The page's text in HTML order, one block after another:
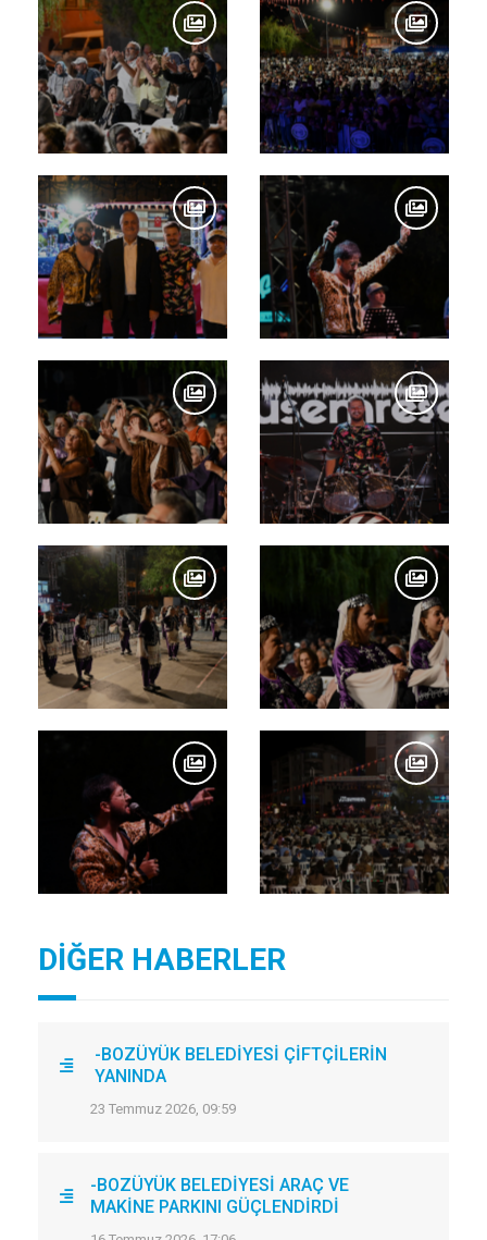
DİĞER HABERLER
-BOZÜYÜK BELEDİYESİ ÇİFTÇİLERİN
YANINDA
23 Temmuz 2026, 09:59
-BOZÜYÜK BELEDİYESİ ARAÇ VE
MAKİNE PARKINI GÜÇLENDİRDİ